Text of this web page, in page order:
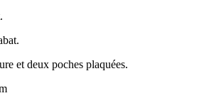
et deux poches plaquées.